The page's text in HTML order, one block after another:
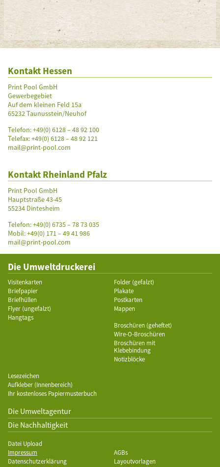
Kontakt Hessen
Print Pool GmbH
Gewerbegebiet
Auf dem kleinen Feld 15a
65232 Taunusstein/Neuhof
Telefon:+49(0) 6128 – 48 92 100
Telefax: +49(0) 6128 – 48 92 121
mail@print-pool.com
Kontakt Rheinland Pfalz
Print Pool GmbH
Hauptstraße 43-45
55234 Dintesheim
Telefon:+49(0) 6735 – 78 73 035
Mobil: +49(0) 171 – 49 41 986
mail@print-pool.com
Die Umweltdruckerei
Visitenkarten
Briefpapier
Briefhüllen
Flyer (ungefalzt)
Hangtags
Folder (gefalzt)
Plakate
Postkarten
Mappen
Broschüren (geheftet)
Wire-O-Broschüren
Broschüren mit
Klebebindung
Notizblöcke
Lesezeichen
Aufkleber (Innenbereich)
Ihr kostenloses Papiermusterbuch
Die Umweltagentur
Die Nachhaltigkeit
Datei Upload
Impressum
AGBs
Datenschutzerklärung
Layoutvorlagen